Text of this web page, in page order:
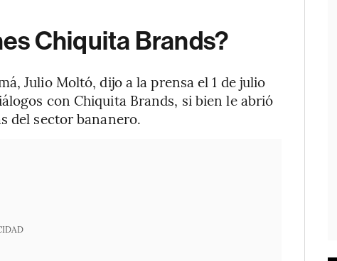
Chiquita Brands?
Julio Moltó, dijo a la prensa el 1 de julio
con Chiquita Brands, si bien le abrió
del sector bananero.